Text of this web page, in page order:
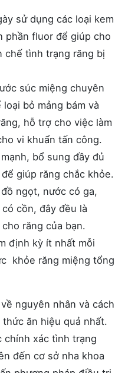
sử dụng các loại kem
phần fluor để giúp cho
chế tình trạng răng bị
súc miệng chuyên
bỏ mảng bám và
hỗ trợ cho việc làm
vi khuẩn tấn công.
bổ sung đầy đủ
giúp răng chắc khỏe.
ngọt, nước có ga,
cồn, đây đều là
răng của bạn.
định kỳ ít nhất mỗi
khỏe răng miệng tổng
nguyên nhân và cách
ăn hiệu quả nhất.
chính xác tình trạng
đến cơ sở nha khoa